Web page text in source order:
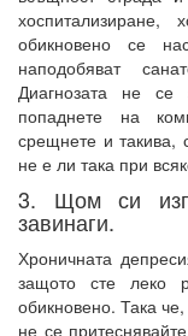
обикновено се
наподобяват
Диагнозата не
попаднете на
срещнете и такива,
не е ли така при
3. Щом си
завинаги.
Хроничната
защото сте леко
обикновено. Така
не се